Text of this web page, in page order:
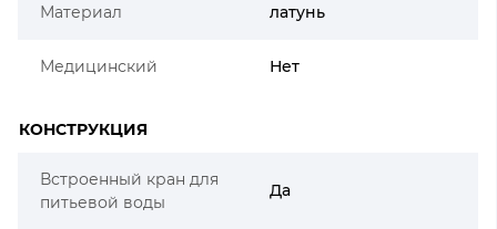
Материал латунь
Медицинский Нет
КОНСТРУКЦИЯ
Встроенный кран для
питьевой воды
Да